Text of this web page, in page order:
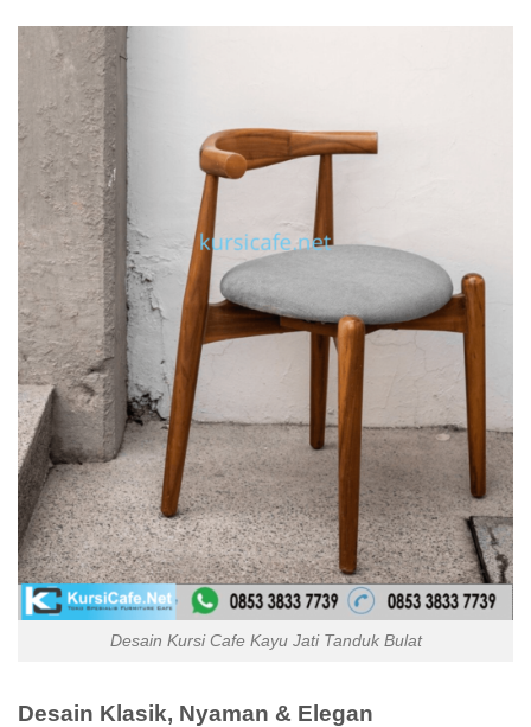
Desain Kursi Cafe Kayu Jati Tanduk Bulat
Desain Klasik, Nyaman & Elegan